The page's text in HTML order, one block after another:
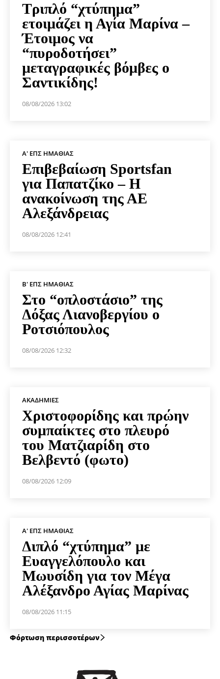
Τριπλό “χτύπημα”
ετοιμάζει η Αγία Μαρίνα –
Έτοιμος να
“πυροδοτήσει”
μεταγραφικές βόμβες ο
Σαντικίδης!
08/08/2026 13:02
Α' ΕΠΣ ΗΜΑΘΊΑΣ
Επιβεβαίωση Sportsfan
για Παπατζίκο – Η
ανακοίνωση της ΑΕ
Αλεξάνδρειας
08/08/2026 12:41
Β' ΕΠΣ ΗΜΑΘΊΑΣ
Στο “οπλοστάσιο” της
Δόξας Λιανοβεργίου ο
Ροτσιόπουλος
08/08/2026 12:32
ΑΚΑΔΗΜΊΕΣ
Χριστοφορίδης και πρώην
συμπαίκτες στο πλευρό
του Ματζιαρίδη στο
Βελβεντό (φωτο)
08/08/2026 12:09
Α' ΕΠΣ ΗΜΑΘΊΑΣ
Διπλό “χτύπημα” με
Ευαγγελόπουλο και
Μωυσίδη για τον Μέγα
Αλέξανδρο Αγίας Μαρίνας
08/08/2026 11:15
Φόρτωση περισσοτέρων